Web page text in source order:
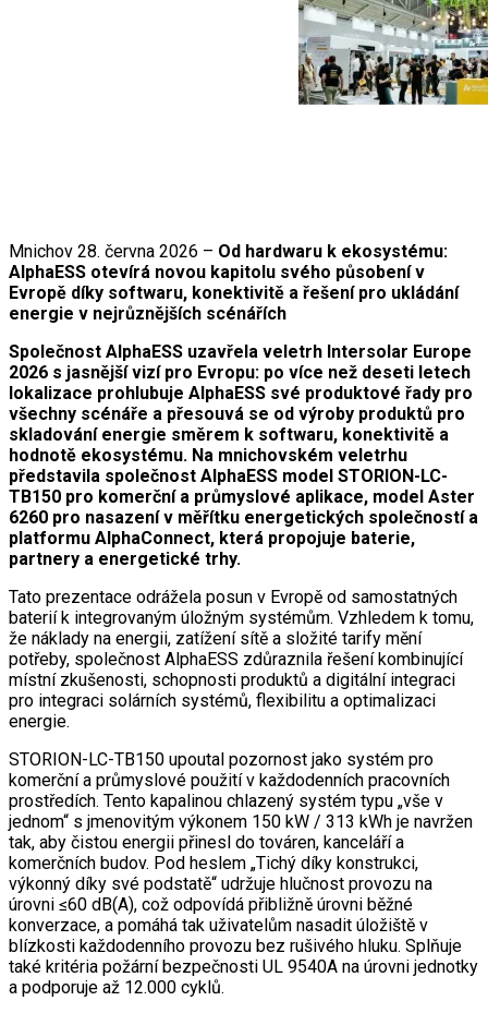
Mnichov 28. června 2026 – Od hardwaru k ekosystému:
AlphaESS otevírá novou kapitolu svého působení v
Evropě díky softwaru, konektivitě a řešení pro ukládání
energie v nejrůznějších scénářích
Společnost AlphaESS uzavřela veletrh Intersolar Europe
2026 s jasnější vizí pro Evropu: po více než deseti letech
lokalizace prohlubuje AlphaESS své produktové řady pro
všechny scénáře a přesouvá se od výroby produktů pro
skladování energie směrem k softwaru, konektivitě a
hodnotě ekosystému. Na mnichovském veletrhu
představila společnost AlphaESS model STORION-LC-
TB150 pro komerční a průmyslové aplikace, model Aster
6260 pro nasazení v měřítku energetických společností a
platformu AlphaConnect, která propojuje baterie,
partnery a energetické trhy.
Tato prezentace odrážela posun v Evropě od samostatných
baterií k integrovaným úložným systémům. Vzhledem k tomu,
že náklady na energii, zatížení sítě a složité tarify mění
potřeby, společnost AlphaESS zdůraznila řešení kombinující
místní zkušenosti, schopnosti produktů a digitální integraci
pro integraci solárních systémů, flexibilitu a optimalizaci
energie.
STORION-LC-TB150 upoutal pozornost jako systém pro
komerční a průmyslové použití v každodenních pracovních
prostředích. Tento kapalinou chlazený systém typu „vše v
jednom“ s jmenovitým výkonem 150 kW / 313 kWh je navržen
tak, aby čistou energii přinesl do továren, kanceláří a
komerčních budov. Pod heslem „Tichý díky konstrukci,
výkonný díky své podstatě“ udržuje hlučnost provozu na
úrovni ≤60 dB(A), což odpovídá přibližně úrovni běžné
konverzace, a pomáhá tak uživatelům nasadit úložiště v
blízkosti každodenního provozu bez rušivého hluku. Splňuje
také kritéria požární bezpečnosti UL 9540A na úrovni jednotky
a podporuje až 12.000 cyklů.